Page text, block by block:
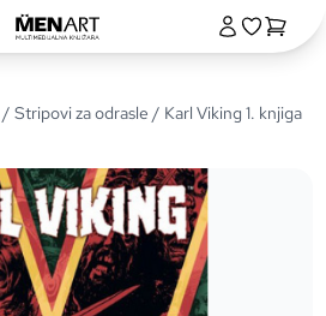
/Stripovi za odrasle / Karl Viking 1. knjiga